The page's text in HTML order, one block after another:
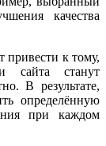
качества
привести к тому,
сайта станут
В результате,
определённую
при каждом